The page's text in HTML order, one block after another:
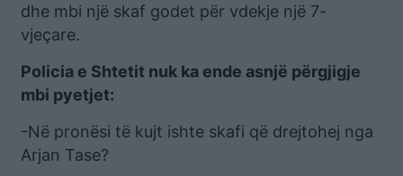
dhe mbi një skaf godet për vdekje një 7-
vjeçare.
Policia e Shtetit nuk ka ende asnjë përgjigje
mbi pyetjet:
-Në pronësi të kujt ishte skafi që drejtohej nga
Arjan Tase?